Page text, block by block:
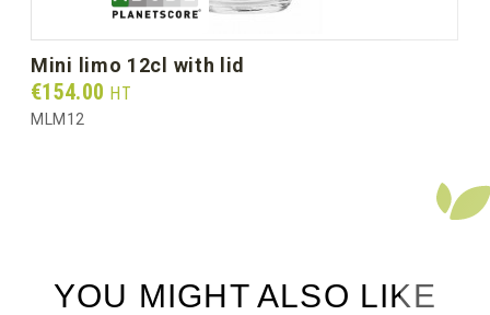
mini limo 12cl with lid
Prix
€154.00 HT
MLM12
YOU MIGHT ALSO LIKE